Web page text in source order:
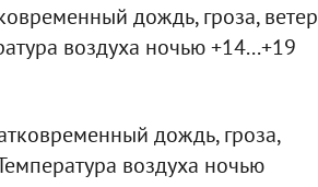
дождь, гроза, ветер
воздуха ночью +14...+19
дождь, гроза,
воздуха ночью